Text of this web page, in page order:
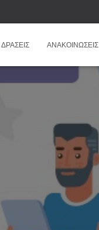
ΔΡΆΣΕΙΣ ΑΝΑΚΟΙΝΏΣΕΙΣ